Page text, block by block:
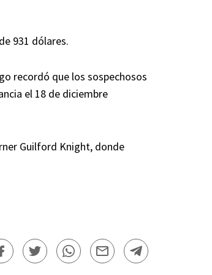
931 dólares.
recordó que los sospechosos
el 18 de diciembre
Guilford Knight, donde